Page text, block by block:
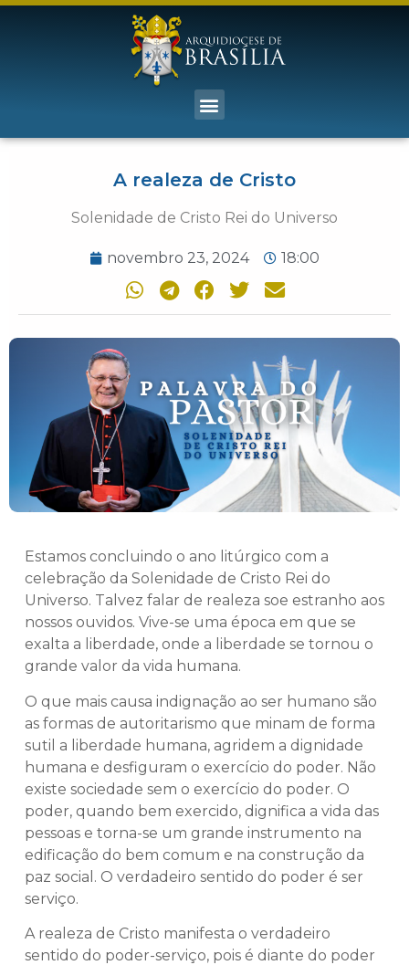
A realeza de Cristo
Solenidade de Cristo Rei do Universo
novembro 23, 2024 18:00
Estamos concluindo o ano litúrgico com a
celebração da Solenidade de Cristo Rei do
Universo. Talvez falar de realeza soe estranho aos
nossos ouvidos. Vive-se uma época em que se
exalta a liberdade, onde a liberdade se tornou o
grande valor da vida humana.
O que mais causa indignação ao ser humano são
as formas de autoritarismo que minam de forma
sutil a liberdade humana, agridem a dignidade
humana e desfiguram o exercício do poder. Não
existe sociedade sem o exercício do poder. O
poder, quando bem exercido, dignifica a vida das
pessoas e torna-se um grande instrumento na
edificação do bem comum e na construção da
paz social. O verdadeiro sentido do poder é ser
serviço.
A realeza de Cristo manifesta o verdadeiro
sentido do poder-serviço, pois é diante do poder